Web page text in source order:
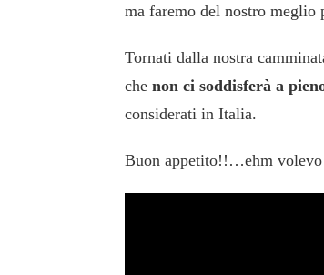
ma faremo del nostro meglio
Tornati dalla nostra
che non ci soddisferà a
considerati in Italia.
Buon appetito!!…ehm